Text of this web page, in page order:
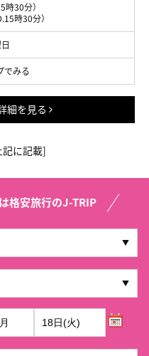
30分）
時30分）
でみる
細を見る
記に記載]
格安旅行のJ-TRIP